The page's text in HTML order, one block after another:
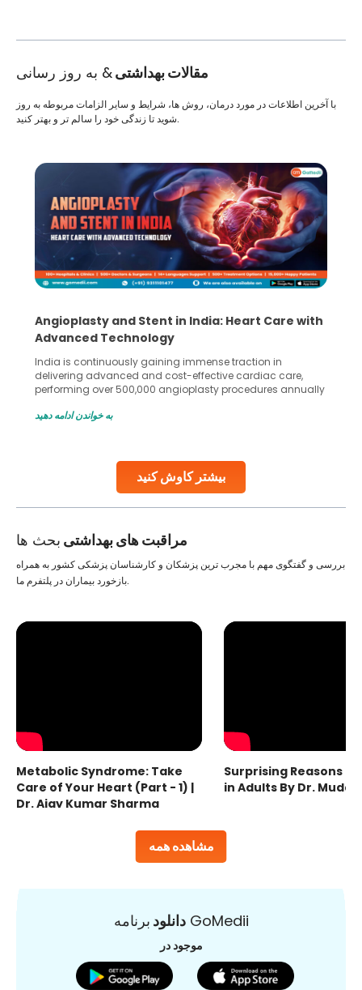
مقالات بهداشتی& به روز رسانی
بیشتر کاوش کنید
با آخرین اطلاعات در مورد درمان، روش ها، شرایط و سایر الزامات مربوطه به روز
شوید تا زندگی خود را سالم تر و بهتر کنید.
5 Essential Steps for Effective Human Sperm
Collection and Processing Methods
Human sperm collection and processing are critical steps
in advanced reproductive techniques like In Vitro
Fertilization (IVF) and intrauterine insemination (IUI). These
challenges and help couples achieve their dream of
collected, they process the
به خواندن ادامه دهید
مراقبت های بهداشتی بحث ها
مشاهده همه
بررسی و گفتگوی مهم با مجرب ترین پزشکان و کارشناسان پزشکی کشور به همراه
بازخورد بیماران در پلتفرم ما.
Metabolic Syndrome: Take
Care of Your Heart (Part - 1) |
Dr. Ajay Kumar Sharma
Surprising Reasons
in Adults By Dr.
دانلودبرنامه GoMedii
موجود در